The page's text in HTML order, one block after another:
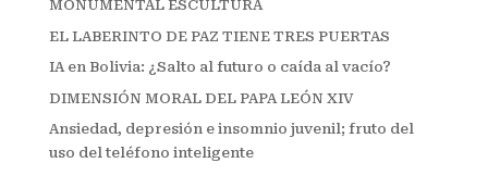
MONUMENTAL ESCULTURA
EL LABERINTO DE PAZ TIENE TRES PUERTAS
IA en Bolivia: ¿Salto al futuro o caída al vacío?
DIMENSIÓN MORAL DEL PAPA LEÓN XIV
Ansiedad, depresión e insomnio juvenil; fruto del
uso del teléfono inteligente